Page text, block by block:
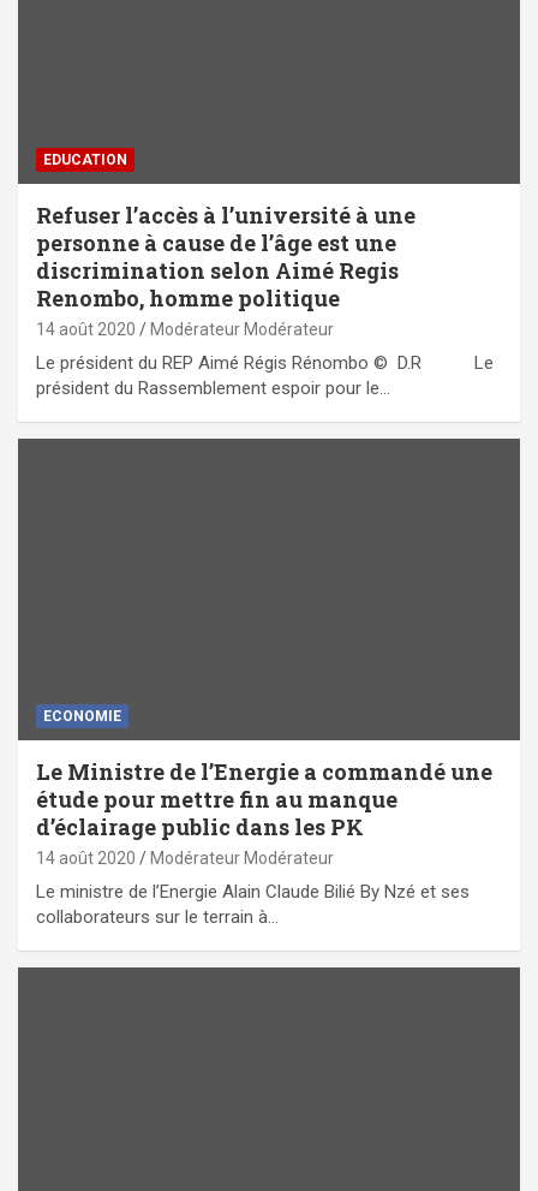
EDUCATION
Refuser l’accès à l’université à une
personne à cause de l’âge est une
discrimination selon Aimé Regis
Renombo, homme politique
14 août 2020 Modérateur Modérateur
Le président du REP Aimé Régis Rénombo © D.R Le
président du Rassemblement espoir pour le…
ECONOMIE
Le Ministre de l’Energie a commandé une
étude pour mettre fin au manque
d’éclairage public dans les PK
14 août 2020 Modérateur Modérateur
Le ministre de l’Energie Alain Claude Bilié By Nzé et ses
collaborateurs sur le terrain à…